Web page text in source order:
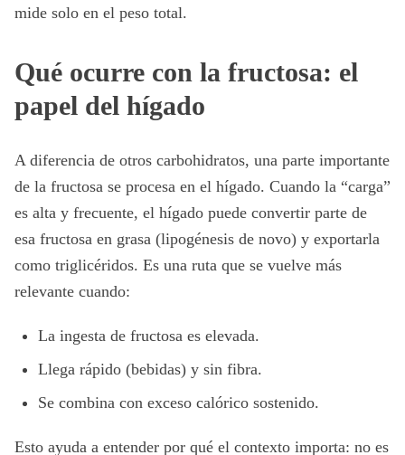
mide solo en el peso total.
Qué ocurre con la fructosa: el
papel del hígado
A diferencia de otros carbohidratos, una parte importante
de la fructosa se procesa en el hígado. Cuando la “carga”
es alta y frecuente, el hígado puede convertir parte de
esa fructosa en grasa (lipogénesis de novo) y exportarla
como triglicéridos. Es una ruta que se vuelve más
relevante cuando:
La ingesta de fructosa es elevada.
Llega rápido (bebidas) y sin fibra.
Se combina con exceso calórico sostenido.
Esto ayuda a entender por qué el contexto importa: no es